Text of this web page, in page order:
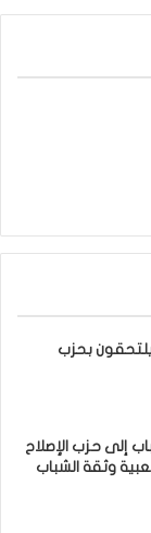
يلتحقون بحزب
إلى حزب الإصلاح
وثقة الشباب